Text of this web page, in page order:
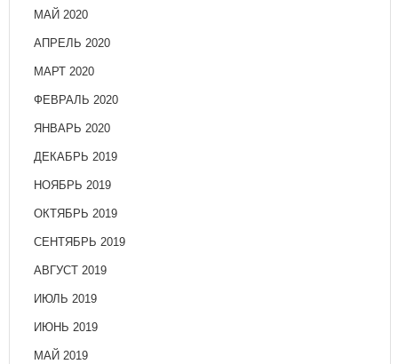
МАЙ 2020
АПРЕЛЬ 2020
МАРТ 2020
ФЕВРАЛЬ 2020
ЯНВАРЬ 2020
ДЕКАБРЬ 2019
НОЯБРЬ 2019
ОКТЯБРЬ 2019
СЕНТЯБРЬ 2019
АВГУСТ 2019
ИЮЛЬ 2019
ИЮНЬ 2019
МАЙ 2019